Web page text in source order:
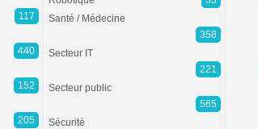
117
440
152
205
Santé / Médecine
358
Secteur IT
221
Secteur public
565
Sécurité